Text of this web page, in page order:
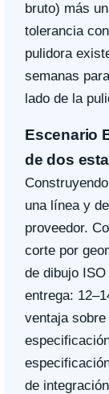
bruto) más
tolerancia
pulidora
semanas
lado de la
Escenario
de dos
una línea y
proveedor.
corte por
de dibujo
entrega:
ventaja
de